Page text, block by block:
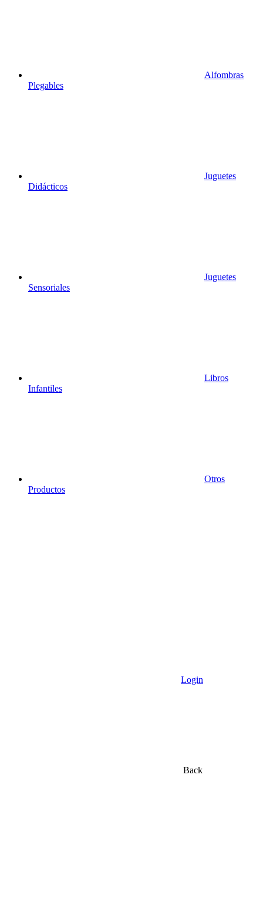
Alfombras
Plegables
Juguetes
Didácticos
Juguetes
Sensoriales
Libros
Infantiles
Otros
Productos
Login
Back